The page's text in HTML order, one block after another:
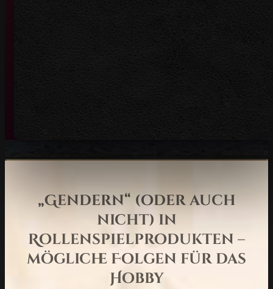
„Gendern“ (oder auch
nicht) in
Rollenspielprodukten –
mögliche Folgen für das
Hobby